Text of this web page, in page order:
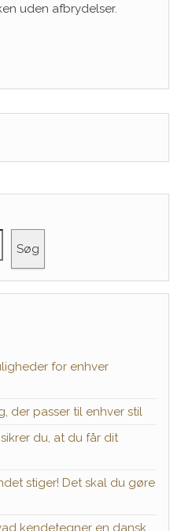
uden afbrydelser.
Søg
for enhver
der passer til enhver stil
du, at du får dit
stiger! Det skal du gøre
kendetegner en dansk